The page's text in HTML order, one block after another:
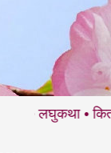
• किताबें ...